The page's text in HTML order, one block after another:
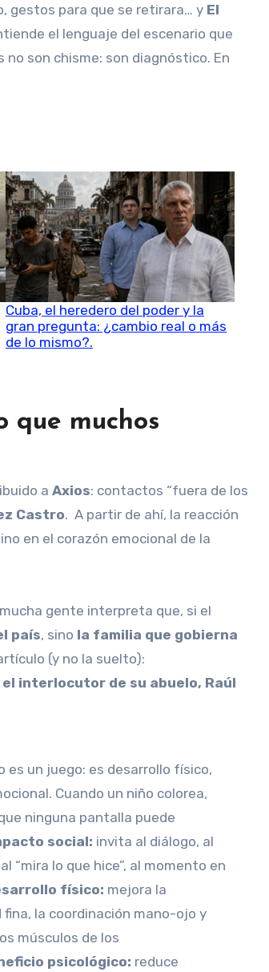
gestos para que se retirara… y El
el lenguaje del escenario que
son chisme: son diagnóstico. En
Cuba, el heredero del poder y la
gran pregunta: ¿cambio real o más
de lo mismo?.
que muchos
a Axios: contactos “fuera de los
Castro. A partir de ahí, la reacción
en el corazón emocional de la
gente interpreta que, si el
país, sino la familia que gobierna
(y no la suelto):
interlocutor de su abuelo, Raúl
Cuando un niño colorea,
ninguna pantalla puede
social: invita al diálogo, al
“mira lo que hice”, al momento en
físico: mejora la
la coordinación mano-ojo y
músculos de los
psicológico: reduce